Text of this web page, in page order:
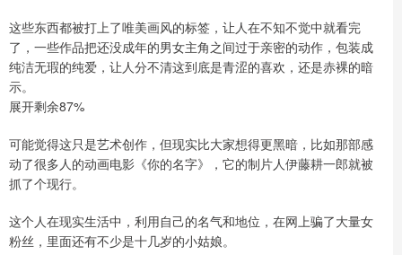
这些东西都被打上了唯美画风的标签，让人在不知不觉中就看完
了，一些作品把还没成年的男女主角之间过于亲密的动作，包装成
纯洁无瑕的纯爱，让人分不清这到底是青涩的喜欢，还是赤裸的暗
示。
展开剩余87%
可能觉得这只是艺术创作，但现实比大家想得更黑暗，比如那部感
动了很多人的动画电影《你的名字》，它的制片人伊藤耕一郎就被
抓了个现行。
这个人在现实生活中，利用自己的名气和地位，在网上骗了大量女
粉丝，里面还有不少是十几岁的小姑娘。